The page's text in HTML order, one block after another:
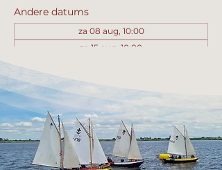
Andere datums
za 08 aug, 10:00
za 15 aug, 10:00
Bekijk alle 358 datums
Meld mij aan!